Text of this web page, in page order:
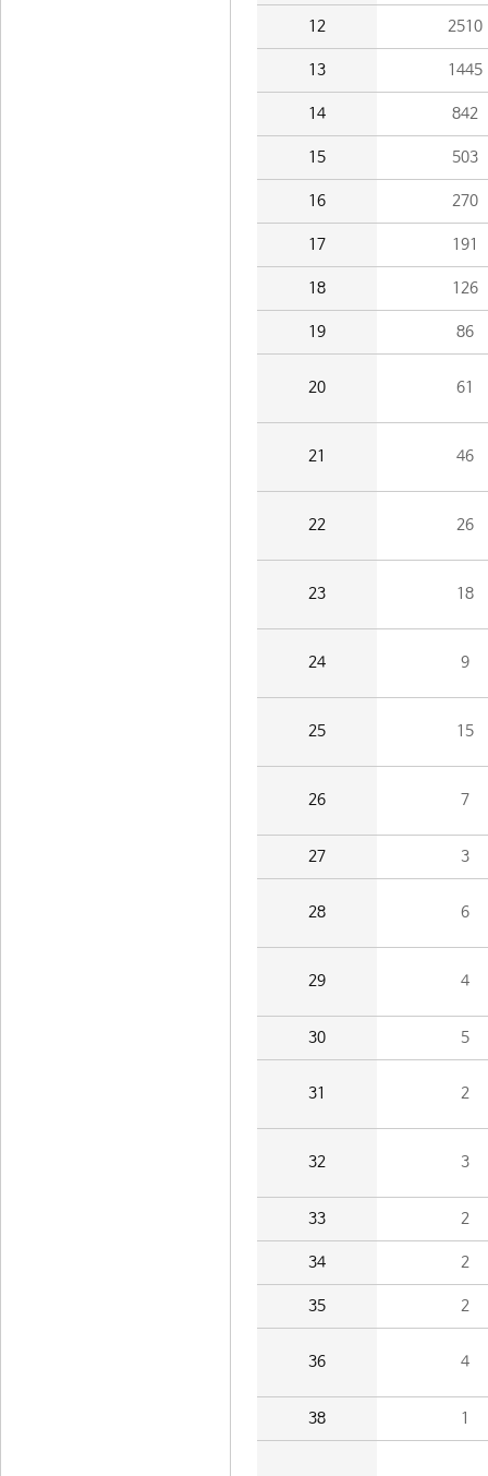
12 2510
13 1445
14 842
15 503
16 270
17 191
18 126
19 86
20 61
21 46
22 26
23 18
24 9
25 15
26 7
27 3
28 6
29 4
30 5
31 2
32 3
33 2
34 2
35 2
36 4
38 1